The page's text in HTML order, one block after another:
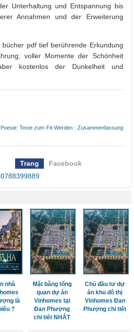
Unterhaltung und Entspannung bis
Annahmen und der Erweiterung
pdf tief berührende Erkundung
voller Momente der Schönheit
kostenlos der Dunkelheit und
Texte zum Fit-Werden : Zusammenfassung
Trang
Facebook
0788399889
nhà
là
?
Mặt bằng tổng
quan dự án
Vinhomes tại
Đan Phượng
chi tiết NHẤT
Chủ đầu tư dự
án khu đô thị
Vinhomes Đan
Phượng chi tiết